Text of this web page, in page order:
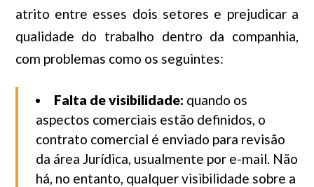
atrito entre esses dois setores e prejudicar a
qualidade do trabalho dentro da companhia,
com problemas como os seguintes:
Falta de visibilidade: quando os
aspectos comerciais estão definidos, o
contrato comercial é enviado para revisão
da área Jurídica, usualmente por e-mail. Não
há, no entanto, qualquer visibilidade sobre a